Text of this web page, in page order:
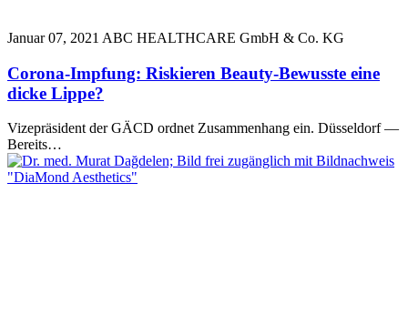
Januar 07, 2021 ABC HEALTHCARE GmbH & Co. KG
Corona-Impfung: Riskieren Beauty-Bewusste eine
dicke Lippe?
Vizepräsident der GÄCD ordnet Zusammenhang ein. Düsseldorf —
Bereits…